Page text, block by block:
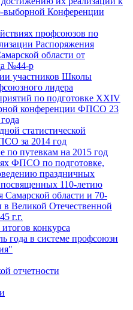
выборной Конференции
профсоюзов по
Распоряжения
области от
№44-р
участников Школы
лидера
по подготовке XXIV
конференции ФПСО 23
статистической
за 2014 год
по путевкам на 2015 год
ФПСО по подготовке,
праздничных
110-летию
Самарской области и 70-
Великой Отечественной
г.г.
конкурса
года в системе профсоюзн
отчетности